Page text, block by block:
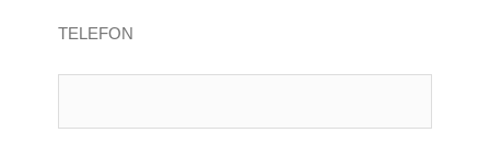
TELEFON